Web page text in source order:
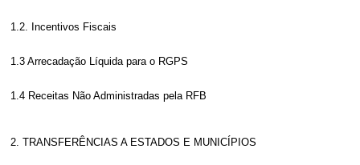
1.2. Incentivos Fiscais
1.3 Arrecadação Líquida para o RGPS
1.4 Receitas Não Administradas pela RFB
2. TRANSFERÊNCIAS A ESTADOS E MUNICÍPIOS